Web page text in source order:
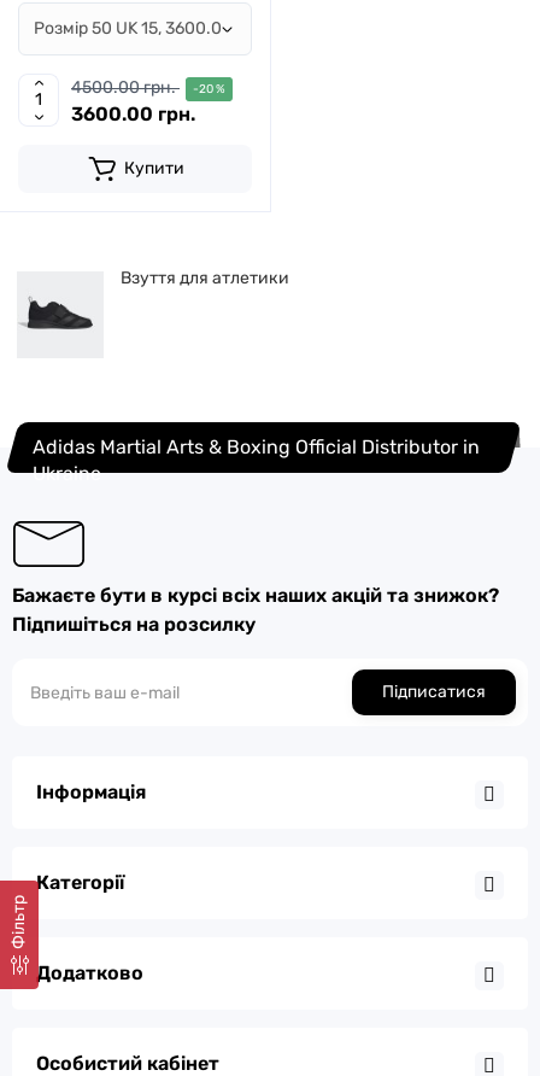
Фільтр
4500.00 грн. -20 %
3600.00 грн.
Купити
Взуття для атлетики
Adidas Martial Arts & Boxing Official Distributor in
Ukraine
Бажаєте бути в курсі всіх наших акцій та знижок?
Підпишіться на розсилку
Підписатися
Інформація
Категорії
Додатково
Особистий кабінет